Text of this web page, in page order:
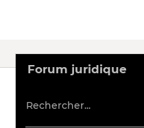
Forum juridique